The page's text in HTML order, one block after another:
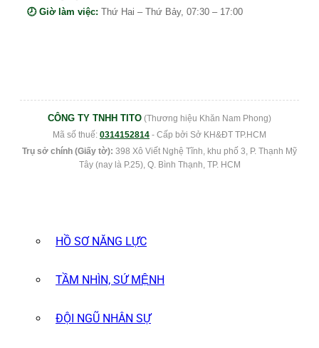
🕗 Giờ làm việc: Thứ Hai – Thứ Bảy, 07:30 – 17:00
CÔNG TY TNHH TITO (Thương hiệu Khăn Nam Phong)
Mã số thuế: 0314152814 - Cấp bởi Sở KH&ĐT TP.HCM
Trụ sở chính (Giấy tờ): 398 Xô Viết Nghệ Tĩnh, khu phố 3, P. Thạnh Mỹ
Tây (nay là P.25), Q. Bình Thạnh, TP. HCM
HỒ SƠ NĂNG LỰC
TẦM NHÌN, SỨ MỆNH
ĐỘI NGŨ NHÂN SỰ